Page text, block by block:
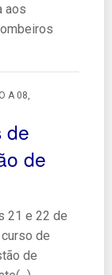
aos
A 08,
de
de
21 e 22 de
de
de